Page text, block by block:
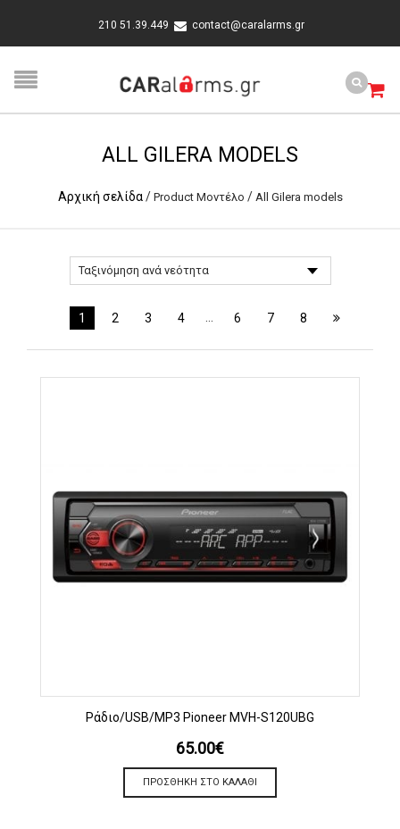
210 51.39.449 contact@caralarms.gr
ALL GILERA MODELS
Αρχική σελίδα / Product Μοντέλο / All Gilera models
1 2 3 4 6 7 8
Ράδιο/USB/MP3 Pioneer MVH-S120UBG
65.00€
ΠΡΟΣΘΉΚΗ ΣΤΟ ΚΑΛΆΘΙ